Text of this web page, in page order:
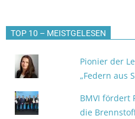
TOP 10 – MEISTGELESEN
Pionier der
„Federn aus
BMVI fördert
die